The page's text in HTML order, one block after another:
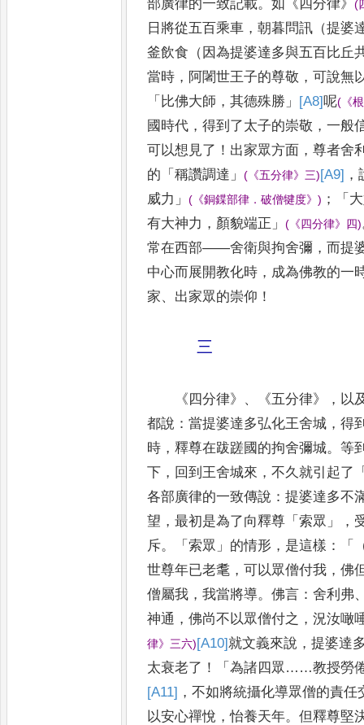
部廣律的一致記載。如 《 四分律》(
日將從五百乘車 ，朝暮問訊（提婆
釜飲食 （因為提婆達多與五百比丘
當時 ， 阿闍世王子的尊敬 ，可說無
「 比佛大師 ，其德殊勝 」 [A8]呢( 《
國時代 ，得到了太子的崇敬 ，一般
可以想見了 ！ 出家眾方面 ，尊者舍
的 「稱讚調達 」( 《五分律》 三)[A9] ，
威力 」( 《銅鍱部律 ．破僧犍度》) ； 「
有大神力 ， 顏貌端正 」( 《四分律》 四)
常在西部——舍衛與拘舍彌 ， 而提
中心而展開教化時 ， 成為佛教的一
家、 出家眾的崇仰 ！
三
《四分律》 、 《五分律》 ， 以
都說 ：當提婆達多弘化王舍城 ，得
時 ，釋尊在跋蹉國的拘舍彌城。等
下 ， 回到王舍城來 ，不久就引起了
各部廣律的一致傳說 ：提婆達多不
望 ，最初是為了向釋尊 「索眾 」，
斥。「索眾 」 的情形 ， 是這樣 ： 「
世尊年已老耄 ，可以眾僧付我 ，佛
僧屬我 ，我當將導。佛言 ：舍利弗
神通 ，佛尚不 以眾僧付之 ，況汝噉
律》 三六)[A10]就文義來說 ，提婆達
太衰老了 ！ 「為諸四眾 ……教授勞
[A11] ，不如將統攝化導眾僧的責任
以安心禪悅 ，怡養天年。但釋尊堅